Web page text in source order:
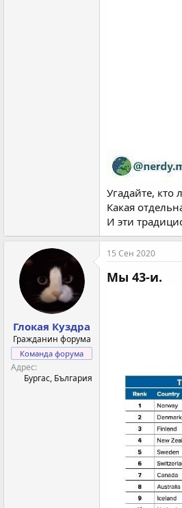
Угадайте, кто
Какая
И эти
Глокая Куздра
Гражданин форума
Команда форума
Адрес
Бургас, България
15 Сен 2020
Мы 43-и.